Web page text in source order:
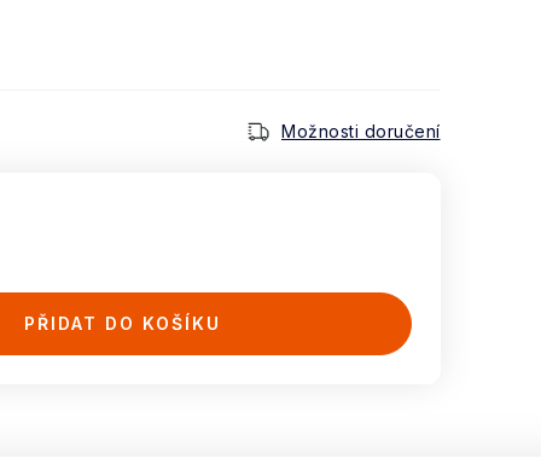
Možnosti doručení
PŘIDAT DO KOŠÍKU